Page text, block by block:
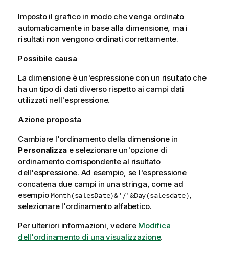
Imposto il grafico in modo che venga ordinato
automaticamente in base alla dimensione, ma i
risultati non vengono ordinati correttamente.
Possibile causa
La dimensione è un'espressione con un risultato che
ha un tipo di dati diverso rispetto ai campi dati
utilizzati nell'espressione.
Azione proposta
Cambiare l'ordinamento della dimensione in
Personalizza e selezionare un'opzione di
ordinamento corrispondente al risultato
dell'espressione. Ad esempio, se l'espressione
concatena due campi in una stringa, come ad
esempio Month(salesDate)&'/'&Day(salesdate),
selezionare l'ordinamento alfabetico.
Per ulteriori informazioni, vedere Modifica
dell'ordinamento di una visualizzazione.